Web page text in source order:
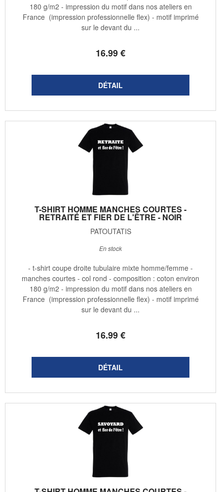
16.99€
180 g/m2 - impression du motif dans nos ateliers en
France (impression professionnelle flex) - motif imprimé
sur le devant du ...
T-SHIRT HOMME MANCHES COURTES -
RETRAITÉ ET FIER DE L'ÊTRE - NOIR
PATOUTATIS
16.99€
En stock
- t-shirt coupe droite tubulaire mixte homme/femme -
manches courtes - col rond - composition : coton environ
180 g/m2 - impression du motif dans nos ateliers en
France (impression professionnelle flex) - motif imprimé
sur le devant du ...